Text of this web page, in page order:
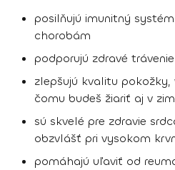
posilňujú imunitný
chorobám
podporujú zdravé
zlepšujú kvalitu
čomu budeš žiariť aj v
sú skvelé pre zdravie
obzvlášť pri vysokom
pomáhajú uľaviť od